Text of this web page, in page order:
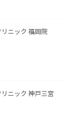
ニック 福岡院
ニック 神戸三宮